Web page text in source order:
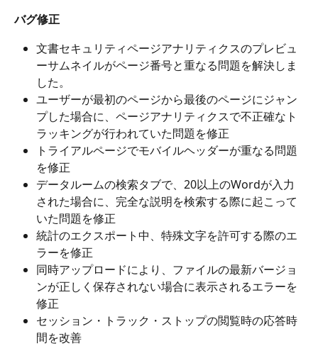
バグ修正
文書セキュリティページアナリティクスのプレビュ
ーサムネイルがページ番号と重なる問題を解決しま
した。
ユーザーが最初のページから最後のページにジャン
プした場合に、ページアナリティクスで不正確なト
ラッキングが行われていた問題を修正
トライアルページでモバイルヘッダーが重なる問題
を修正
データルームの検索タブで、20以上のWordが入力
された場合に、完全な説明を検索する際に起こって
いた問題を修正
統計のエクスポート中、特殊文字を許可する際のエ
ラーを修正
同時アップロードにより、ファイルの最新バージョ
ンが正しく保存されない場合に表示されるエラーを
修正
セッション・トラック・ストップの閲覧時の応答時
間を改善